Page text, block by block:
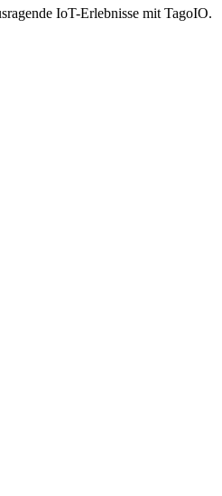
IoT-Erlebnisse mit TagoIO.